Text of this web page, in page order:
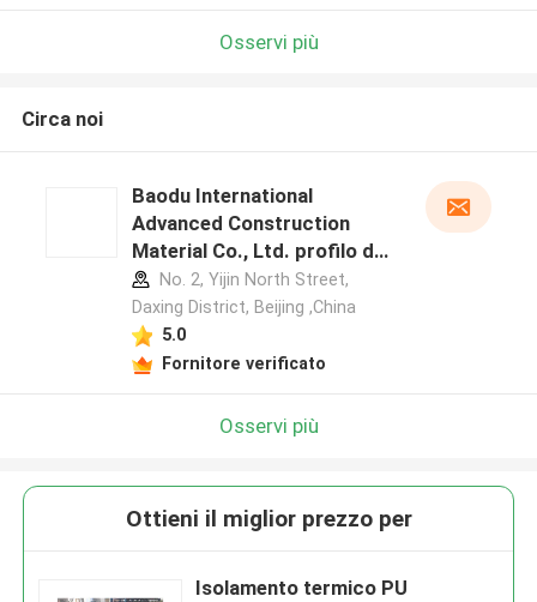
Osservi più
Circa noi
Baodu International
Advanced Construction
Material Co., Ltd. profilo del
produttore
No. 2, Yijin North Street,
Daxing District, Beijing ,China
5.0
Fornitore verificato
Osservi più
Ottieni il miglior prezzo per
Isolamento termico PU